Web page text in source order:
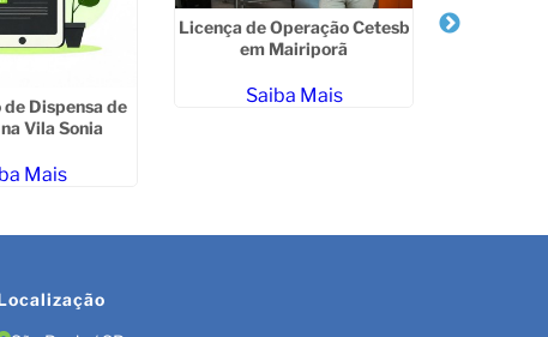
Dispensa de
Vila Sonia
Mais
Licença de Operação Cetesb
em Mairiporã
Saiba Mais